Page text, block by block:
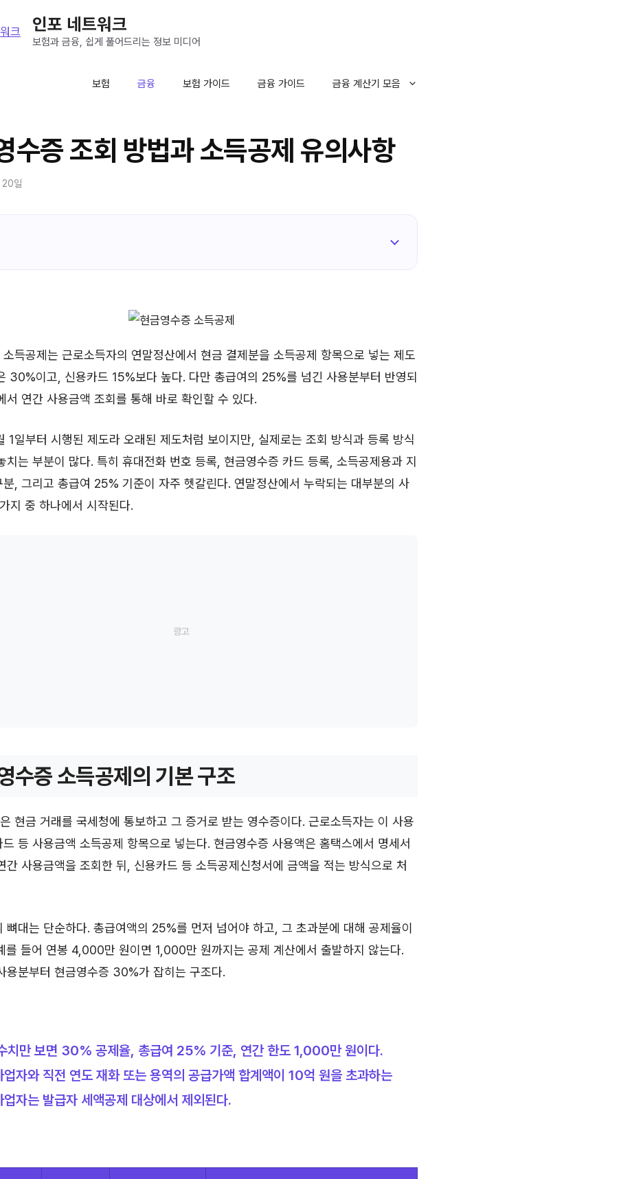
인포 네트워크
보험과 금융, 쉽게 풀어드리는 정보 미디어
보험 금융 보험 가이드 금융 가이드 금융 계산기 모음
수증 조회 방법과 소득공제 유의사항
일
득공제는 근로소득자의 연말정산에서 현금 결제분을 소득공제 항목으로 넣는 제도
30%이고, 신용카드 15%보다 높다. 다만 총급여의 25%를 넘긴 사용분부터 반영되
서 연간 사용금액 조회를 통해 바로 확인할 수 있다.
1일부터 시행된 제도라 오래된 제도처럼 보이지만, 실제로는 조회 방식과 등록 방식
치는 부분이 많다. 특히 휴대전화 번호 등록, 현금영수증 카드 등록, 소득공제용과 지
분, 그리고 총급여 25% 기준이 자주 헷갈린다. 연말정산에서 누락되는 대부분의 사
지 중 하나에서 시작된다.
수증 소득공제의 기본 구조
현금 거래를 국세청에 통보하고 그 증거로 받는 영수증이다. 근로소득자는 이 사용
드 등 사용금액 소득공제 항목으로 넣는다. 현금영수증 사용액은 홈택스에서 명세서
간 사용금액을 조회한 뒤, 신용카드 등 소득공제신청서에 금액을 적는 방식으로 처
뼈대는 단순하다. 총급여액의 25%를 먼저 넘어야 하고, 그 초과분에 대해 공제율이
를 들어 연봉 4,000만 원이면 1,000만 원까지는 공제 계산에서 출발하지 않는다.
용분부터 현금영수증 30%가 잡히는 구조다.
치만 보면 30% 공제율, 총급여 25% 기준, 연간 한도 1,000만 원이다.
업자와 직전 연도 재화 또는 용역의 공급가액 합계액이 10억 원을 초과하는
업자는 발급자 세액공제 대상에서 제외된다.